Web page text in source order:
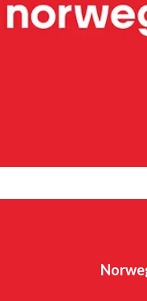
45 Bombardier
servicios de
se esfuerza